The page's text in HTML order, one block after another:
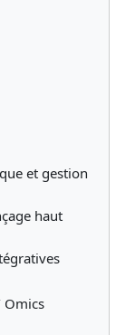
et gestion
haut
Omics